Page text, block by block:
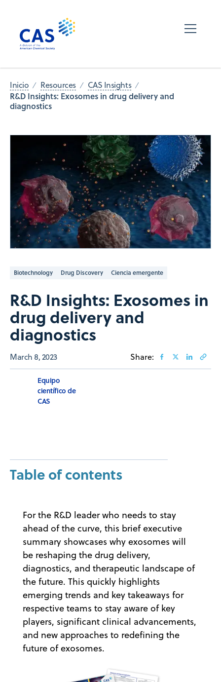
Inicio Resources CAS Insights
R&D Insights: Exosomes in drug delivery and
diagnostics
Biotechnology Drug Discovery Ciencia emergente
R&D Insights: Exosomes in
drug delivery and
diagnostics
March 8, 2023 Share:
Equipo
científico de
CAS
Table of contents
For the R&D leader who needs to stay
ahead of the curve, this brief executive
summary showcases why exosomes will
be reshaping the drug delivery,
diagnostics, and therapeutic landscape of
the future. This quickly highlights
emerging trends and key takeaways for
respective teams to stay aware of key
players, significant clinical advancements,
and new approaches to redefining the
future of exosomes.